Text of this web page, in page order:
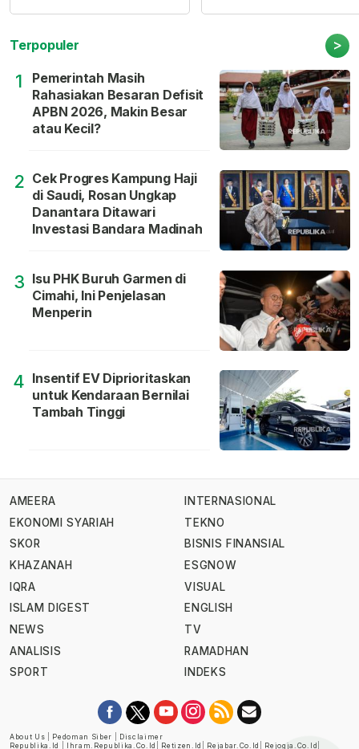
Terpopuler >
1
Pemerintah Masih
Rahasiakan Besaran Defisit
APBN 2026, Makin Besar
atau Kecil?
2 Cek Progres Kampung Haji
di Saudi, Rosan Ungkap
Danantara Ditawari
Investasi Bandara Madinah
3 Isu PHK Buruh Garmen di
Cimahi, Ini Penjelasan
Menperin
4 Insentif EV Diprioritaskan
untuk Kendaraan Bernilai
Tambah Tinggi
AMEERA
EKONOMI SYARIAH
SKOR
KHAZANAH
IQRA
ISLAM DIGEST
NEWS
ANALISIS
SPORT
INTERNASIONAL
TEKNO
BISNIS FINANSIAL
ESGNOW
VISUAL
ENGLISH
TV
RAMADHAN
INDEKS
About Us Pedoman Siber
Disclaimer
Republika.id
Ihram.republika.co.id Retizen.id Rejabar.co.id Rejogja.co.id